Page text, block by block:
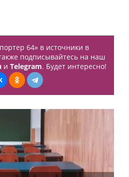
64» в источники в
подписывайтесь на наш
и Telegram. Будет интересно!